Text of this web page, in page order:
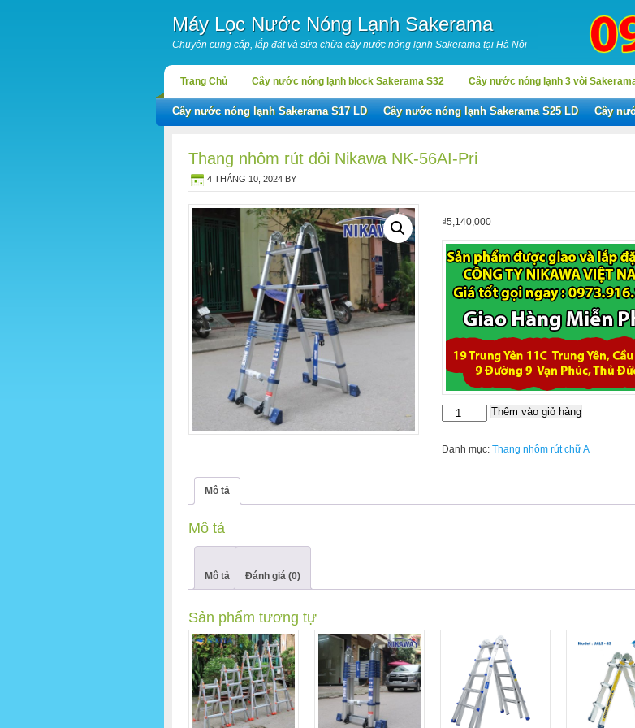
Máy Lọc Nước Nóng Lạnh Sakerama
Chuyên cung cấp, lắp đặt và sửa chữa cây nước nóng lạnh Sakerama tại Hà Nội
Trang Chủ Cây nước nóng lạnh block Sakerama S32 Cây nước nóng lạnh 3 vòi
Cây nước nóng lạnh Sakerama S17 LD Cây nước nóng lạnh Sakerama S25 LD Cây
Thang nhôm rút đôi Nikawa NK-56AI-Pri
4 THÁNG 10, 2024 BY
₫5,140,000
Thang
rút
Thêm vào giỏ hàng
Danh mục: Thang nhôm rút chữ A
Mô tả
Mô tả
Mô tả Đánh giá (0)
Sản phẩm tương tự